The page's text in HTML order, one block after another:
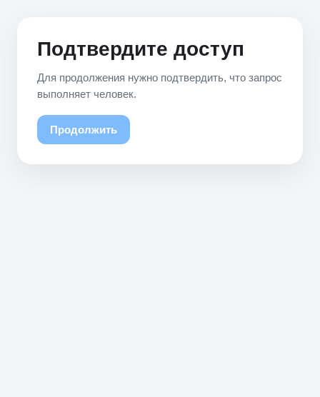
Подтвердите доступ
Для продолжения нужно подтвердить, что запрос
выполняет человек.
Продолжить